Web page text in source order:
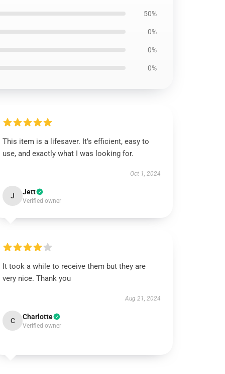
50%
0%
0%
0%
This item is a lifesaver. It’s efficient, easy to
use, and exactly what I was looking for.
Oct 1, 2024
J Jett
Verified owner
It took a while to receive them but they are
very nice. Thank you
Aug 21, 2024
C Charlotte
Verified owner